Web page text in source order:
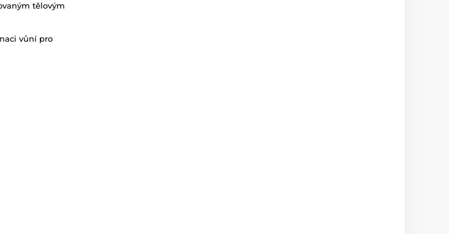
tělovým
vůní pro